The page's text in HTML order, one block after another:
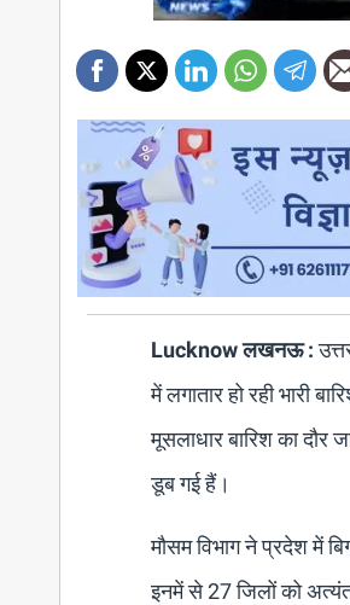
Lucknow लखनऊ :
में लगातार हो रही भारी
मूसलाधार बारिश का
डूब गई हैं।
मौसम विभाग ने प्रदेश में
इनमें से 27 जिलों को